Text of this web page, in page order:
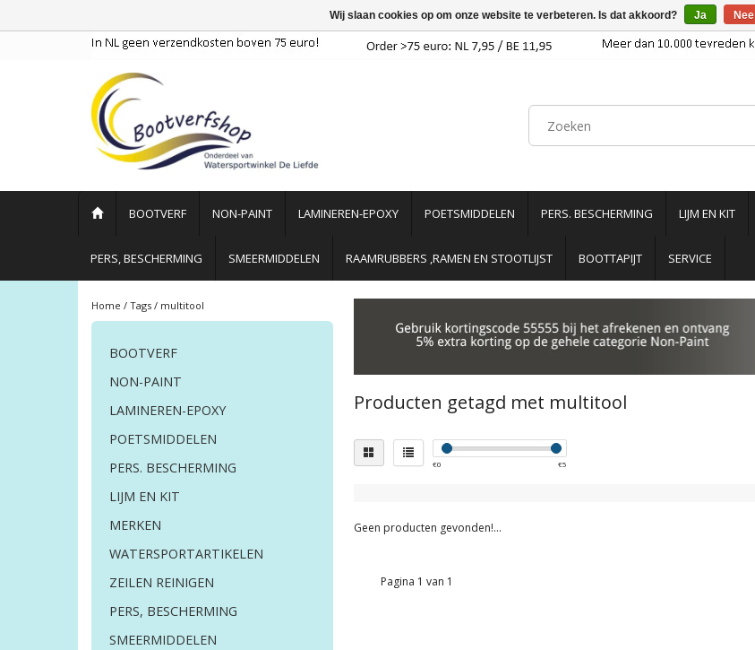
BOOTVERF NON-PAINT LAMINEREN-EPOXY POETSMIDDELEN PERS. BESCHERMING LIJM EN KIT
PERS, BESCHERMING SMEERMIDDELEN RAAMRUBBERS ,RAMEN EN STOOTLIJST BOOTTAPIJT SERVICE
Home / Tags / multitool
BOOTVERF
NON-PAINT
LAMINEREN-EPOXY
POETSMIDDELEN
PERS. BESCHERMING
LIJM EN KIT
MERKEN
WATERSPORTARTIKELEN
ZEILEN REINIGEN
PERS, BESCHERMING
SMEERMIDDELEN
Producten getagd met multitool
€0 €5
Geen producten gevonden!...
Pagina 1 van 1
Wij slaan cookies op om onze website te verbeteren. Is dat akkoord? Ja Nee